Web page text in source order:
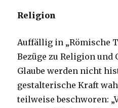
Religion
Auffällig in „Römische
Bezüge zu Religion und
Glaube werden nicht
gestalterische Kraft
teilweise beschworen: